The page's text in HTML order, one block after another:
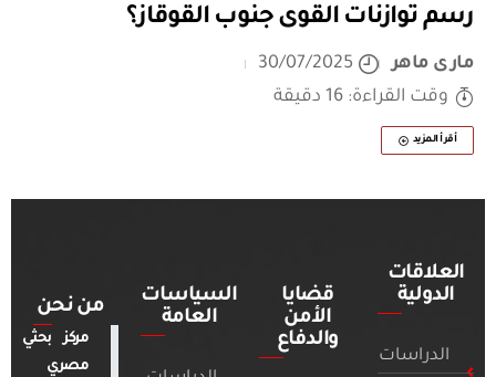
رسم توازنات القوى جنوب القوقاز؟
مارى ماهر
30/07/2025
وقت القراءة: 16 دقيقة
أقرأ المزيد
العلاقات
الدولية
الدراسات
قضايا
الأمن
والدفاع
السياسات
العامة
من نحن
مركز بحثي
مصري